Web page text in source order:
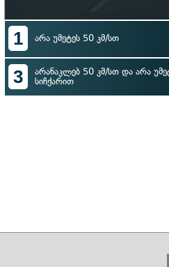
1 არა უმეტეს 50 კმ/სთ
3
არანაკლებ 50 კმ/სთ და არა
სიჩქარით